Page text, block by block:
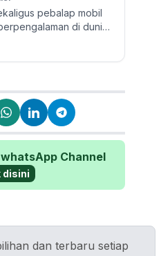
pebalap mobil
di dunia
sejak 1999.
Channel
disini
dan terbaru setiap